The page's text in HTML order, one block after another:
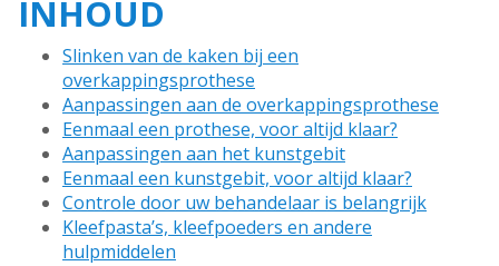
INHOUD
Slinken van de kaken bij een
overkappingsprothese
Aanpassingen aan de overkappingsprothese
Eenmaal een prothese, voor altijd klaar?
Aanpassingen aan het kunstgebit
Eenmaal een kunstgebit, voor altijd klaar?
Controle door uw behandelaar is belangrijk
Kleefpasta’s, kleefpoeders en andere
hulpmiddelen